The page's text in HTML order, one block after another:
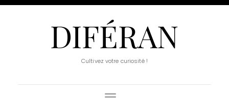
DIFÉRAN
Cultivez votre curiosité !